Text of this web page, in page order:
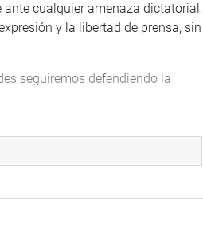
cualquier amenaza dictatorial,
y la libertad de prensa, sin
seguiremos defendiendo la
puedan hacer su trabajo del